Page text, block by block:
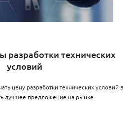
разработки технических
условий
цену разработки технических условий в
лучшее предложение на рынке.